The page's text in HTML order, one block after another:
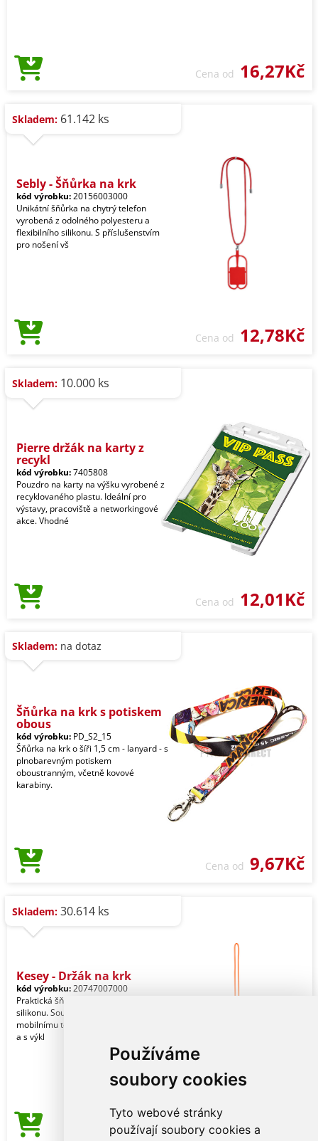
Používáme
soubory cookies
Tyto webové stránky
používají soubory cookies a
Cena od 16,27Kč
Skladem: 61.142 ks
Sebly - Šňůrka na krk
kód výrobku:20156003000
Unikátní šňůrka na chytrý telefon
vyrobená z odolného polyesteru a
flexibilního silikonu. S příslušenstvím
pro nošení vš
Cena od 12,78Kč
Skladem: 10.000 ks
Pierre držák na karty z
recykl
kód výrobku:7405808
Pouzdro na karty na výšku vyrobené z
recyklovaného plastu. Ideální pro
výstavy, pracoviště a networkingové
akce. Vhodné
Cena od 12,01Kč
Skladem: na dotaz
Šňůrka na krk s potiskem
obous
kód výrobku: PD_S2_15
Šňůrka na krk o šíři 1,5 cm - lanyard - s
plnobarevným potiskem
oboustranným, včetně kovové
karabiny.
Cena od 9,67Kč
Skladem: 30.614 ks
Kesey - Držák na krk
kód výrobku:20747007000
Praktická šňůrka na ruku z odolného
silikonu. Součástí je příslušenství k
mobilnímu telefonu, zesílené v rozích
a s výkl
Cena od10,85Kč